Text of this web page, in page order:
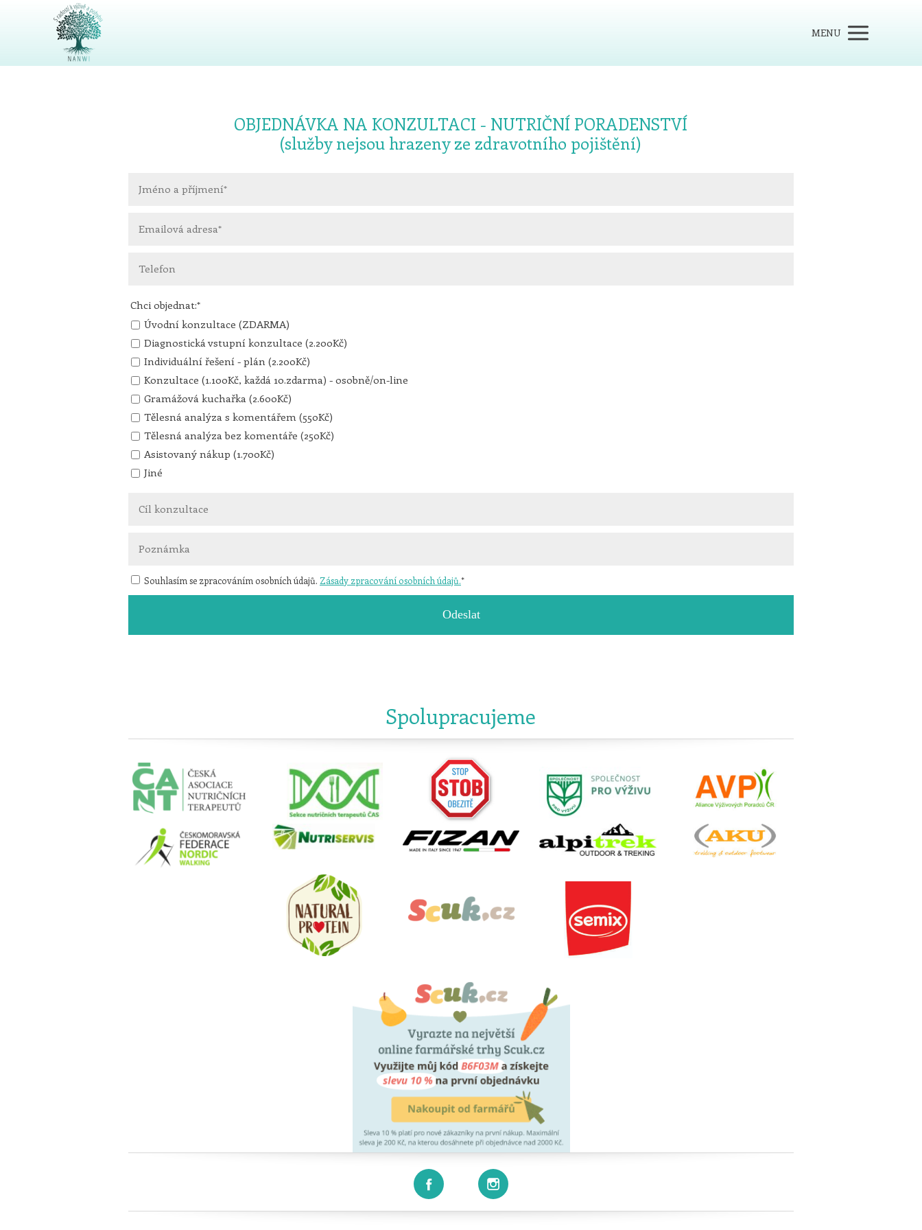
MENU
OBJEDNÁVKA NA KONZULTACI - NUTRIČNÍ PORADENSTVÍ
(služby nejsou hrazeny ze zdravotního pojištění)
Chci objednat:*
Úvodní konzultace (ZDARMA)
Diagnostická vstupní konzultace (2.200Kč)
Individuální řešení - plán (2.200Kč)
Konzultace (1.100Kč, každá 10.zdarma) - osobně/on-line
Gramážová kuchařka (2.600Kč)
Tělesná analýza s komentářem (550Kč)
Tělesná analýza bez komentáře (250Kč)
Asistovaný nákup (1.700Kč)
Jiné
Souhlasím se zpracováním osobních údajů. Zásady zpracování osobních údajů.*
Odeslat
Spolupracujeme